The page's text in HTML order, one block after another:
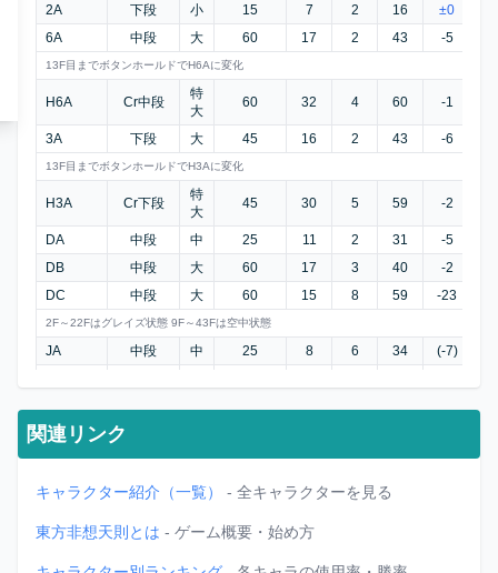
2A
下段 小 15 7 2 16 ±0
6A
中段 大 60 17 2 43 -5
13F目までボタンホールドでH6Aに変化
H6A Cr中段
特
大
60 32 4 60 -1
3A 下段 大 45 16 2 43 -6
13F目までボタンホールドでH3Aに変化
H3A Cr下段
特
大
45 30 5 59 -2
DA 中段 中 25 11 2 31 -5
DB
中段 大 60 17 3 40 -2
DC
中段 大 60 15 8 59 -23
2F～22Fはグレイズ状態 9F～43Fは空中状態
JA 中段 中 25 8 6 34 (-7)
接地
接地
関連リンク
キャラクター紹介（一覧） - 全キャラクターを見る
東方非想天則とは - ゲーム概要・始め方